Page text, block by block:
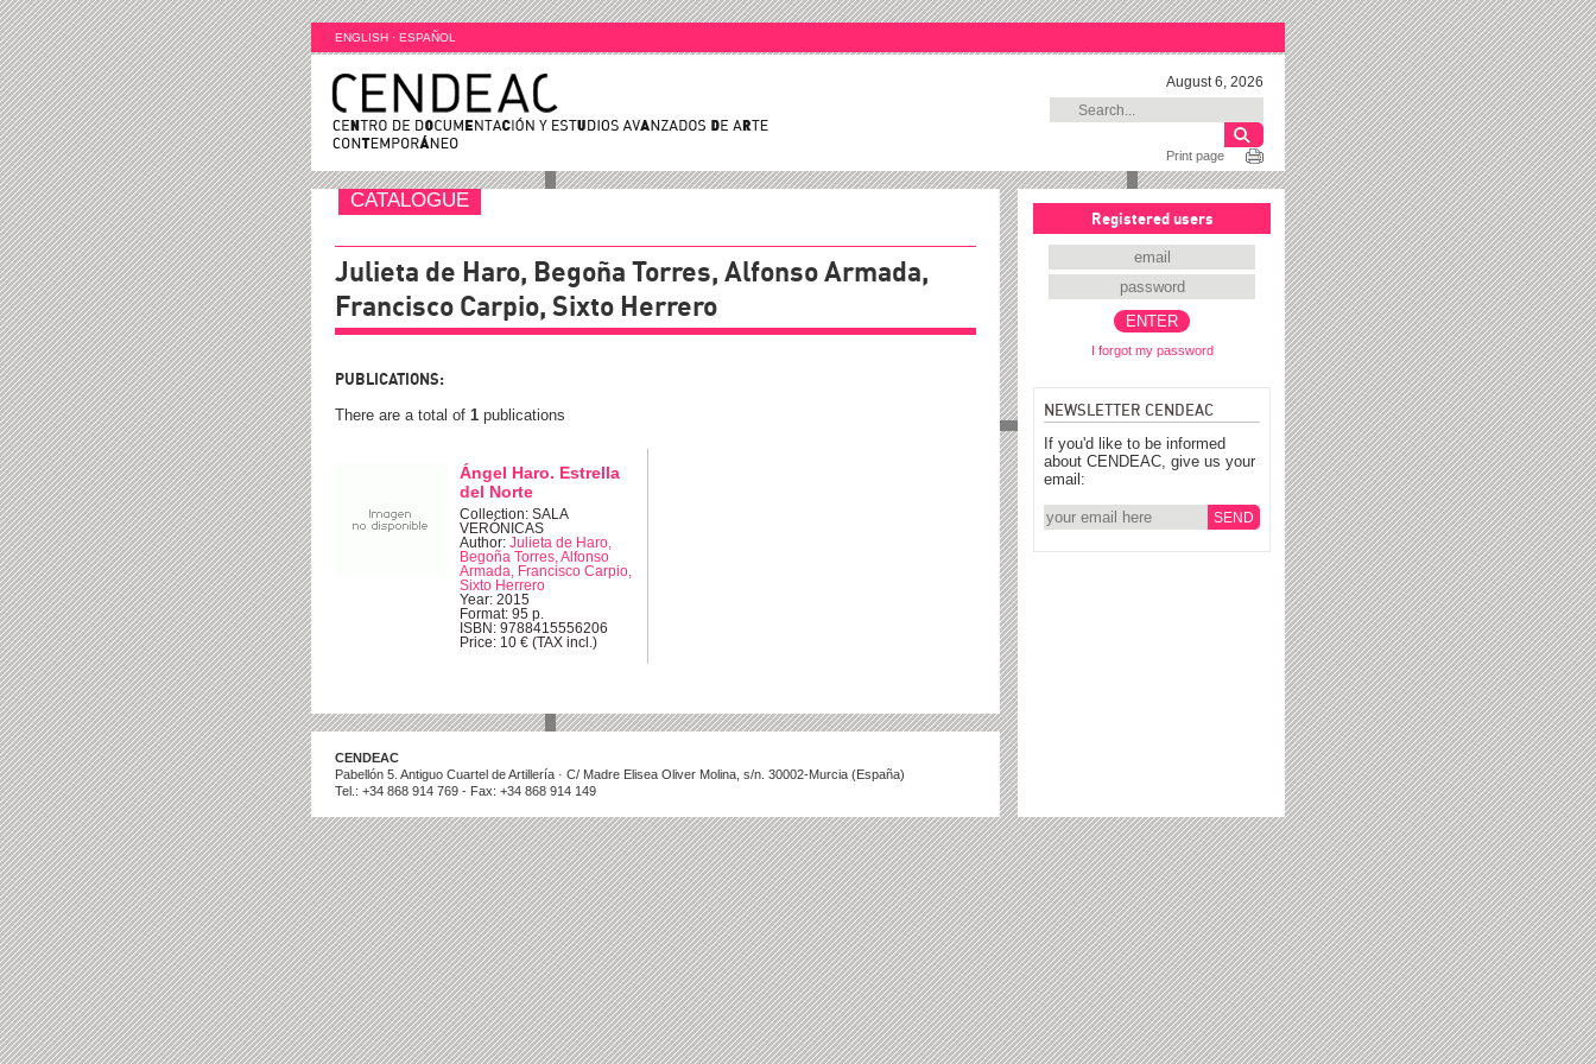
ENGLISH · ESPAÑOL
August 6, 2026
Print page
Registered users
I forgot my password
NEWSLETTER CENDEAC
If you'd like to be informed
about CENDEAC, give us your
email:
CATALOGUE
Julieta de Haro, Begoña Torres, Alfonso Armada,
Francisco Carpio, Sixto Herrero
PUBLICATIONS:
There are a total of 1 publications
Ángel Haro. Estrella
del Norte
Collection: SALA
VERÓNICAS
Author: Julieta de Haro,
Begoña Torres, Alfonso
Armada, Francisco Carpio,
Sixto Herrero
Year: 2015
Format: 95 p.
ISBN: 9788415556206
Price: 10 € (TAX incl.)
CENDEAC
Pabellón 5. Antiguo Cuartel de Artillería · C/ Madre Elisea Oliver Molina, s/n. 30002-Murcia (España)
Tel.: +34 868 914 769 - Fax: +34 868 914 149